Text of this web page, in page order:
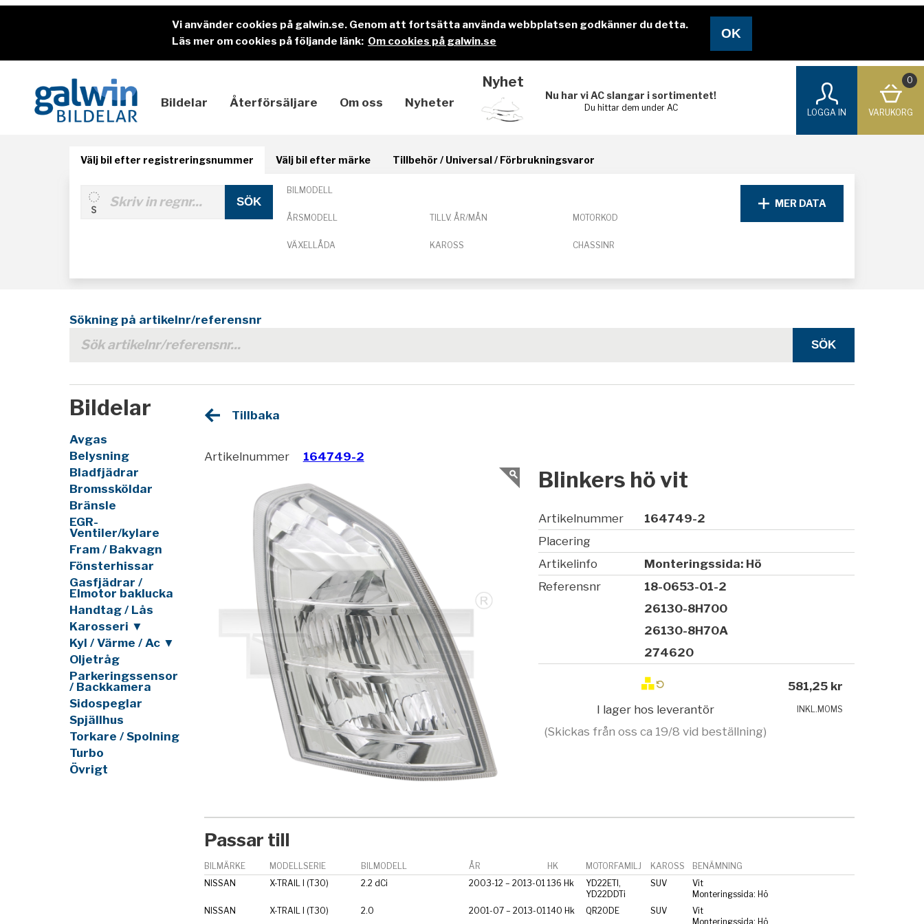
Vi använder cookies på galwin.se. Genom att fortsätta använda webbplatsen godkänner du detta.
Läs mer om cookies på följande länk: Om cookies på galwin.se
Bildelar Återförsäljare Om oss Nyheter
Nyhet
Nu har vi AC slangar i sortimentet!
Du hittar dem under AC
LOGGA IN
0
VARUKORG
Välj bil efter registreringsnummer Välj bil efter märke Tillbehör / Universal / Förbrukningsvaror
BILMODELL
ÅRSMODELL TILLV. ÅR/MÅN MOTORKOD
VÄXELLÅDA KAROSS CHASSINR
MER DATA
Sökning på artikelnr/referensnr
Bildelar
Avgas
Belysning
Bladfjädrar
Bromssköldar
Bränsle
EGR-
Ventiler/kylare
Fram / Bakvagn
Fönsterhissar
Gasfjädrar /
Elmotor baklucka
Handtag / Lås
Karosseri ▼
Kyl / Värme / Ac ▼
Oljetråg
Parkeringssensor
/ Backkamera
Sidospeglar
Spjällhus
Torkare / Spolning
Turbo
Övrigt
Tillbaka
Artikelnummer 164749-2
Blinkers hö vit
Artikelnummer
164749-2
Placering
Artikelinfo
Monteringssida: Hö
Referensnr
18-0653-01-2
26130-8H700
26130-8H70A
274620
I lager hos leverantör
(Skickas från oss ca 19/8 vid beställning)
581,25 kr
INKL.MOMS
Passar till
BILMÄRKE MODELLSERIE BILMODELL ÅR HK MOTORFAMILJ KAROSS
BENÄMNING
NISSAN
X-TRAIL I (T30) 2.2 dCi 2003-12 – 2013-01 136 Hk
YD22ETI,
YD22DDTi
SUV
Vit
Monteringssida: Hö
NISSAN
X-TRAIL I (T30) 2.0 2001-07 – 2013-01140 Hk QR20DE SUV
Vit
Monteringssida: Hö